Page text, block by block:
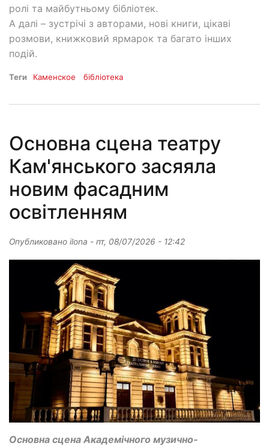
ролі та майбутньому бібліотек.
А далі – зустрічі з авторами, нові книги, цікаві
розмови, книжковий ярмарок та багато інших
подій.
Теги Каменское бібліотека
Основна сцена театру
Кам'янського засяяла
новим фасадним
освітленням
Опубликовано ilona - пт, 08/07/2026 - 12:42
Основна сцена Академічного музично-